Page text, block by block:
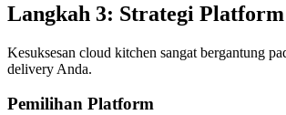
Langkah 3: Strategi Platform
Kesuksesan cloud kitchen sangat bergantung
delivery Anda.
Pemilihan Platform